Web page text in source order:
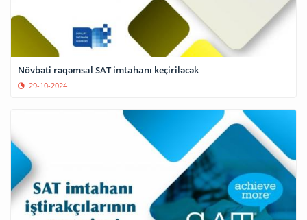
Növbəti rəqəmsal SAT imtahanı keçiriləcək
29-10-2024